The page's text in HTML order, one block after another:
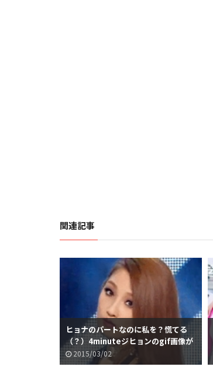
関連記事
ヒョナのパートなのに私を？慌てる
（？）4minuteジヒョンのgif画像が
話題に
2015/03/02